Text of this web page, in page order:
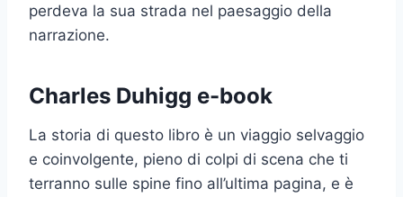
perdeva la sua strada nel paesaggio della
narrazione.
Charles Duhigg e-book
La storia di questo libro è un viaggio selvaggio
e coinvolgente, pieno di colpi di scena che ti
terranno sulle spine fino all’ultima pagina, e è